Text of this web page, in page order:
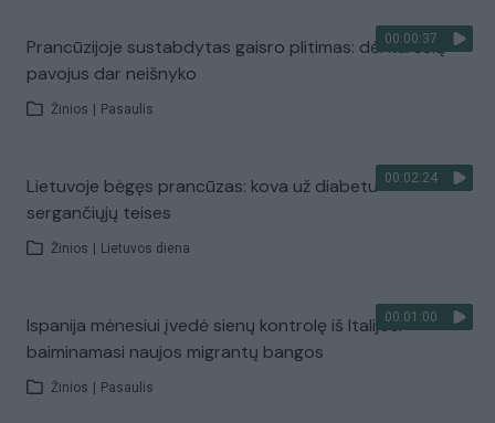
00:00:37
Prancūzijoje sustabdytas gaisro plitimas: dėl karščių
pavojus dar neišnyko
Žinios Pasaulis
00:02:24
Lietuvoje bėgęs prancūzas: kova už diabetu
sergančiųjų teises
Žinios Lietuvos diena
00:01:00
Ispanija mėnesiui įvedė sienų kontrolę iš Italijos:
baiminamasi naujos migrantų bangos
Žinios Pasaulis